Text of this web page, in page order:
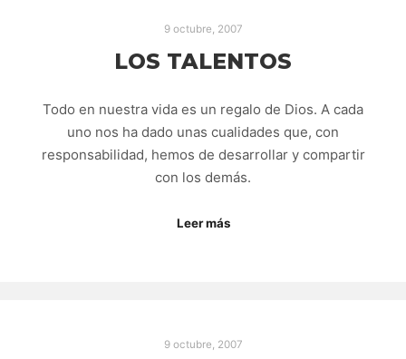
9 octubre, 2007
LOS TALENTOS
Todo en nuestra vida es un regalo de Dios. A cada
uno nos ha dado unas cualidades que, con
responsabilidad, hemos de desarrollar y compartir
con los demás.
Leer más
9 octubre, 2007